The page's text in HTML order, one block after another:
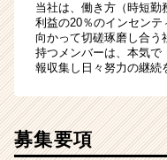
当社は、働き方（時短勤
利益の20％のインセン
向かって切磋琢磨し合う
持つメンバーは、本気で
報収集し日々努力の継続
募集要項